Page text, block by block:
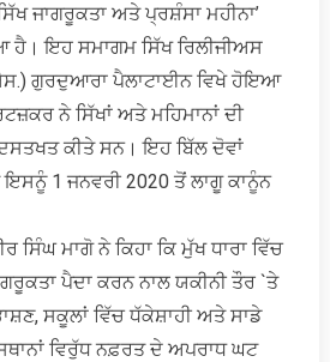
ਜਾਗਰੂਕਤਾ ਅਤੇ ਪ੍ਰਸ਼ੰਸਾ ਮਹੀਨਾ’
ਹੈ। ਇਹ ਸਮਾਗਮ ਸਿੱਖ ਰਿਲੀਜੀਅਸ
ਗੁਰਦੁਆਰਾ ਪੈਲਾਟਾਈਨ ਵਿਖੇ ਹੋਇਆ
ਨੇ ਸਿੱਖਾਂ ਅਤੇ ਮਹਿਮਾਨਾਂ ਦੀ
ਕੀਤੇ ਸਨ। ਇਹ ਬਿੱਲ ਦੋਵਾਂ
1 ਜਨਵਰੀ 2020 ਤੋਂ ਲਾਗੂ ਕਾਨੂੰਨ
ਸਿੰਘ ਮਾਗੋ ਨੇ ਕਿਹਾ ਕਿ ਮੁੱਖ ਧਾਰਾ ਵਿੱਚ
ਪੈਦਾ ਕਰਨ ਨਾਲ ਯਕੀਨੀ ਤੌਰ `ਤੇ
ਸਕੂਲਾਂ ਵਿੱਚ ਧੱਕੇਸ਼ਾਹੀ ਅਤੇ ਸਾਡੇ
ਵਿਰੁੱਧ ਨਫ਼ਰਤ ਦੇ ਅਪਰਾਧ ਘਟ